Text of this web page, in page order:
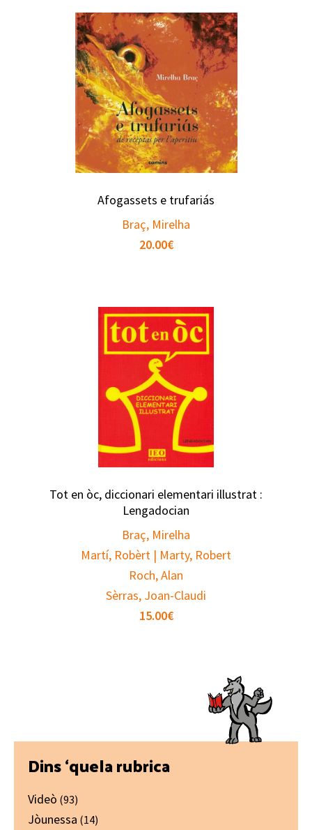
Afogassets e trufariás
Braç, Mirelha
20.00€
Tot en òc, diccionari elementari illustrat :
Lengadocian
Braç, Mirelha
Martí, Robèrt | Marty, Robert
Roch, Alan
Sèrras, Joan-Claudi
15.00€
Primary
Sidebar
Dins ‘quela rubrica
Videò (93)
Jòunessa (14)